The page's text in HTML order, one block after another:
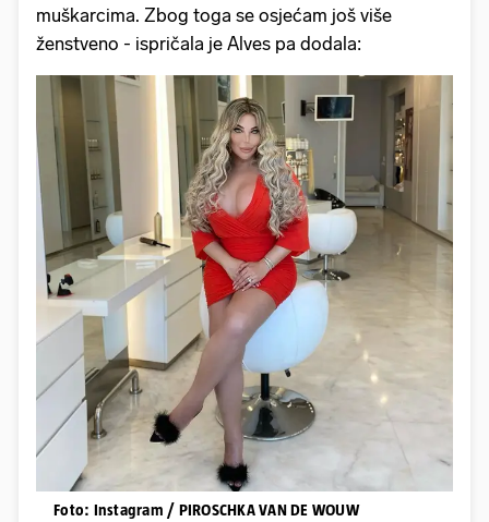
muškarcima. Zbog toga se osjećam još više
ženstveno - ispričala je Alves pa dodala:
Foto: Instagram / PIROSCHKA VAN DE WOUW